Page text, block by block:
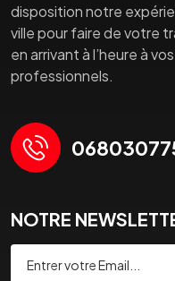
disposition notre
ville pour faire de votre
en arrivant à l’heure à
professionnels.
NOTRE